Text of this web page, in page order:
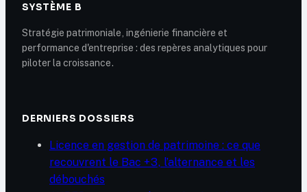
SYSTÈME B
Stratégie patrimoniale, ingénierie financière et
performance d'entreprise : des repères analytiques pour
piloter la croissance.
DERNIERS DOSSIERS
Licence en gestion de patrimoine : ce que
recouvrent le Bac +3, l’alternance et les
débouchés